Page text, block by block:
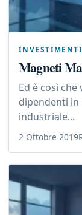
INVESTIMENTI
Magneti
Ed è così
dipendenti in
industriale...
2 Ottobre 2019